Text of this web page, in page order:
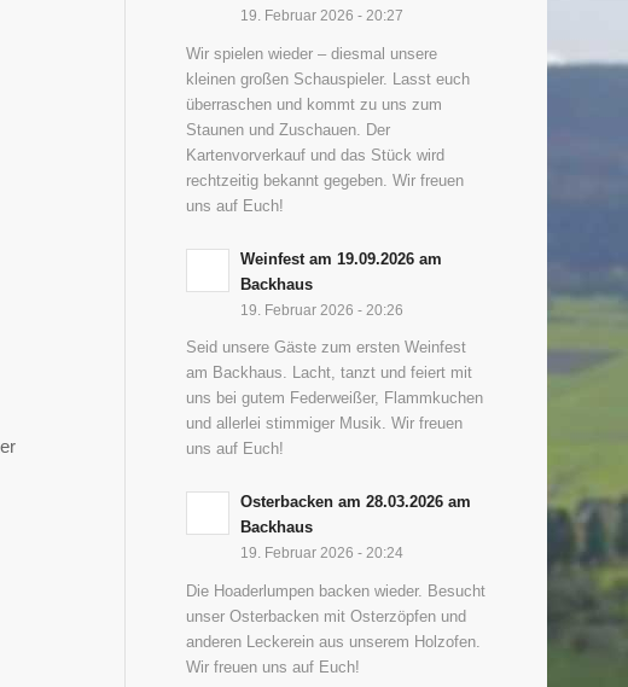
19. Februar 2026 - 20:27
Wir spielen wieder – diesmal unsere
kleinen großen Schauspieler. Lasst euch
überraschen und kommt zu uns zum
Staunen und Zuschauen. Der
Kartenvorverkauf und das Stück wird
rechtzeitig bekannt gegeben. Wir freuen
uns auf Euch!
Weinfest am 19.09.2026 am
Backhaus
19. Februar 2026 - 20:26
Seid unsere Gäste zum ersten Weinfest
am Backhaus. Lacht, tanzt und feiert mit
uns bei gutem Federweißer, Flammkuchen
und allerlei stimmiger Musik. Wir freuen
uns auf Euch!
Osterbacken am 28.03.2026 am
Backhaus
19. Februar 2026 - 20:24
Die Hoaderlumpen backen wieder. Besucht
unser Osterbacken mit Osterzöpfen und
anderen Leckerein aus unserem Holzofen.
Wir freuen uns auf Euch!